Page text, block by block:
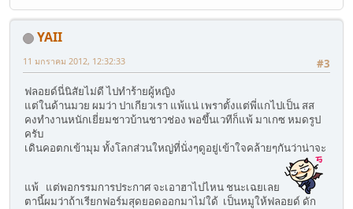
YAII
#3
11 มกราคม 2012, 12:32:33
ฟลอยด์นี่นิสัยไม่ดี ไปทำร้ายผู้หญิง
แต่ในด้านมวย ผมว่า ปาเกียวเรา แพ้แน่ เพราตั้งแต่พี่แกไปเป็น สส
คงทำงานหนักเยี่ยมชาวบ้านชาวช่อง พอขึ้นเวทีก็แพ้ มาเกซ หมดรูป
ครับ
เดินคอตกเข้ามุม ทั้งโลกส่วนใหญ่ที่นั่งๆดูอยู่เข้าใจคล้ายๆกันว่าน่าจะ
แพ้ แต่พอกรรมการประกาศ จะเอาฮาไปไหน ชนะเฉยเลย
ตานี้ผมว่าถ้าเรียกฟอร์มสุดยอดออกมาไม่ใด้ เป็นหมูให้ฟลอยด์ ดัก